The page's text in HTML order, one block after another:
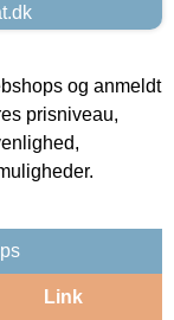
og anmeldt
prisniveau,
Link